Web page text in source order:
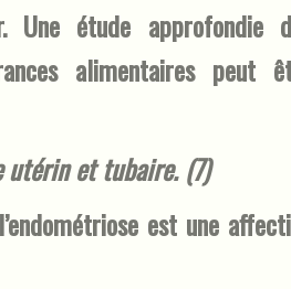
Une étude approfondie
alimentaires peut
et tubaire. (7)
est une